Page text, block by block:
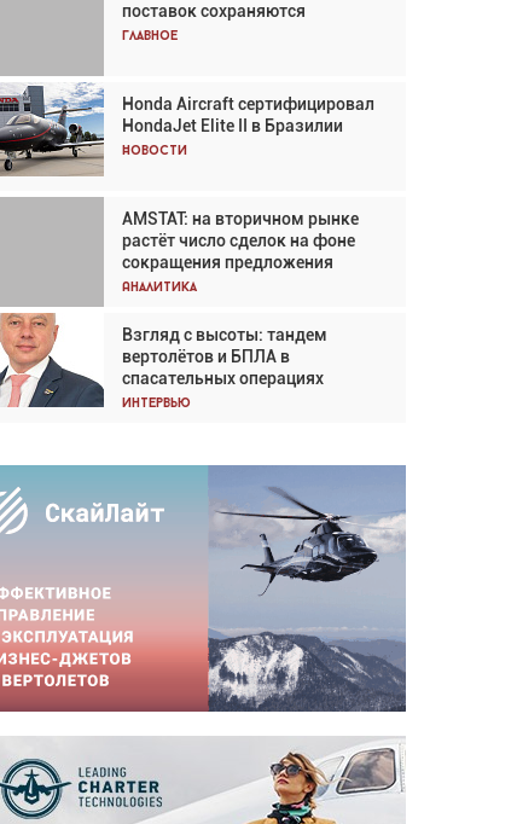
поставок сохраняются
Главное
Honda Aircraft сертифицировал
HondaJet Elite II в Бразилии
Новости
AMSTAT: на вторичном рынке
растёт число сделок на фоне
сокращения предложения
Аналитика
Взгляд с высоты: тандем
вертолётов и БПЛА в
спасательных операциях
Интервью
вертолётов и БПЛА в
спасательных операциях
Авиационный фотограф Дэйв
Кох: «Фотография говорит сама
за себя... а ИИ всё портит»
Проблемы с цепочками
поставок сохраняются
Аналитика
Частный самолёт – это актив.
Подходите к покупке
соответствующим образом
Интервью